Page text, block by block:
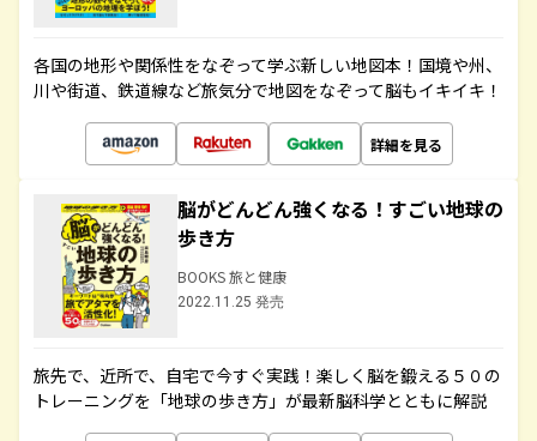
各国の地形や関係性をなぞって学ぶ新しい地図本！国境や州、
川や街道、鉄道線など旅気分で地図をなぞって脳もイキイキ！
詳細を見る
脳がどんどん強くなる！すごい地球の
歩き方
BOOKS 旅と健康
2022.11.25 発売
旅先で、近所で、自宅で今すぐ実践！楽しく脳を鍛える５０の
トレーニングを「地球の歩き方」が最新脳科学とともに解説